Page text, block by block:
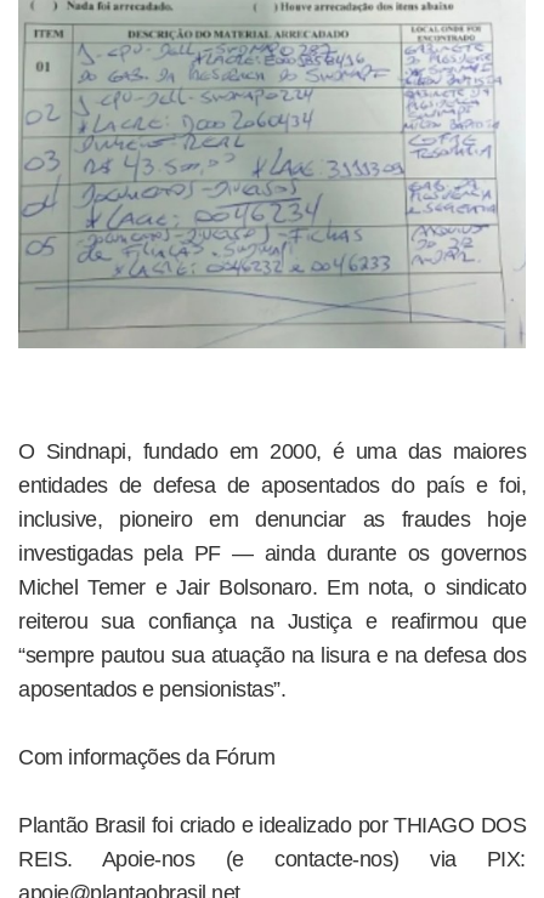
O Sindnapi, fundado em 2000, é uma das maiores
entidades de defesa de aposentados do país e foi,
inclusive, pioneiro em denunciar as fraudes hoje
investigadas pela PF — ainda durante os governos
Michel Temer e Jair Bolsonaro. Em nota, o sindicato
reiterou sua confiança na Justiça e reafirmou que
“sempre pautou sua atuação na lisura e na defesa dos
aposentados e pensionistas”.
Com informações da Fórum
Plantão Brasil foi criado e idealizado por THIAGO DOS
REIS. Apoie-nos (e contacte-nos) via PIX: